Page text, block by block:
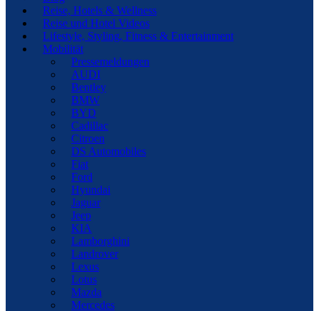
Reise, Hotels & Wellness
Reise und Hotel Videos
Lifestyle, Styling, Fitness & Entertainment
Mobilität
Pressemeldungen
AUDI
Bentley
BMW
BYD
Cadillac
Citroen
DS Automobiles
Fiat
Ford
Hyundai
Jaguar
Jeep
KIA
Lamborghini
Landrover
Lexus
Lotus
Mazda
Mercedes